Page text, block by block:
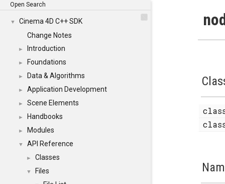
Open Search
▼
Cinema 4D C++ SDK
Change Notes
► Introduction
► Foundations
► Data & Algorithms
► Application Development
► Scene Elements
► Handbooks
► Modules
▼ API Reference
► Classes
▼ Files